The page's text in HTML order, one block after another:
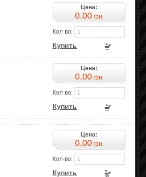
Цена:
0,00грн.
Кол-во:
Купить
Цена:
0,00грн.
Кол-во:
Купить
Цена:
0,00грн.
Кол-во:
Купить